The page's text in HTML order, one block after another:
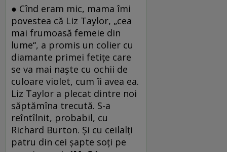
● Cînd eram mic, mama îmi
povestea că Liz Taylor, „cea
mai frumoasă femeie din
lume“, a promis un colier cu
diamante primei fetiţe care
se va mai naşte cu ochii de
culoare violet, cum îi avea ea.
Liz Taylor a plecat dintre noi
săptămîna trecută. S-a
reîntîlnit, probabil, cu
Richard Burton. Şi cu ceilalţi
patru din cei şapte soţi pe